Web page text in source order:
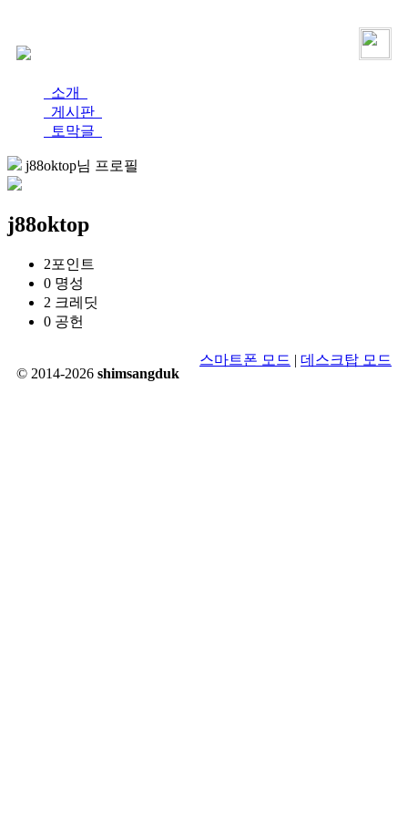
소개
게시판
토막글
j88oktop님 프로필
j88oktop
2포인트
0 명성
2 크레딧
0 공헌
© 2014-2026 shimsangduk
스마트폰 모드 | 데스크탑 모드